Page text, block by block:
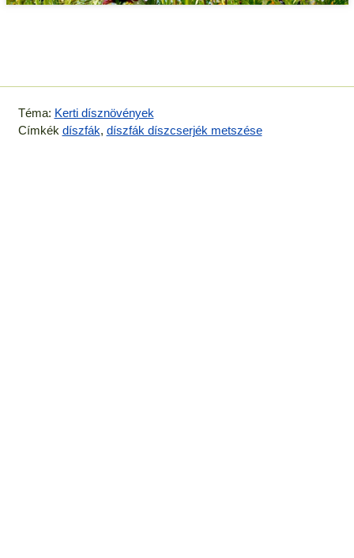
Téma: Kerti dísznövények
Címkék díszfák, díszfák díszcserjék metszése